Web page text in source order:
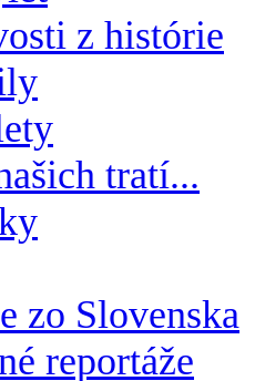
z histórie
tratí...
zo Slovenska
reportáže